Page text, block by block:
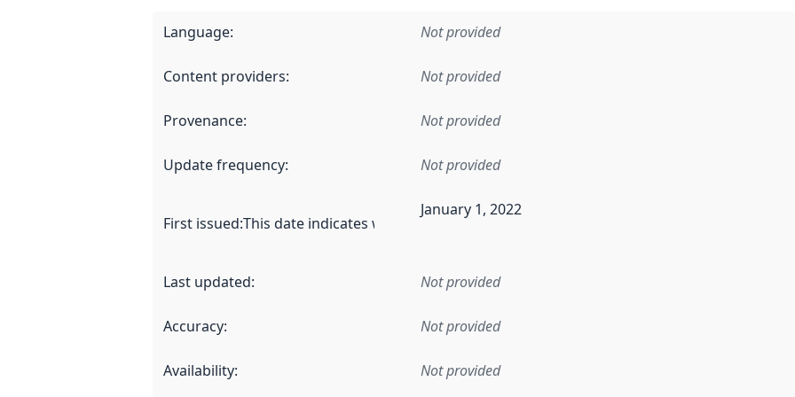
Language: Not provided
Content providers: Not provided
Provenance: Not provided
Update frequency: Not provided
First issued:This date indicates when the data in this dataset was first released. It may have
January 1, 2022
Last updated: Not provided
Accuracy: Not provided
Availability: Not provided